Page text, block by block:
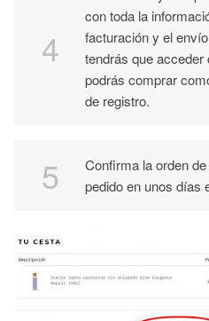
con toda la
facturación y el
tendrás que
podrás comprar
de registro.
Confirma la orden
pedido en unos días